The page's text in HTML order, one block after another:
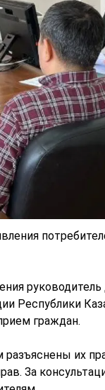
Республики
граждан.
их
За